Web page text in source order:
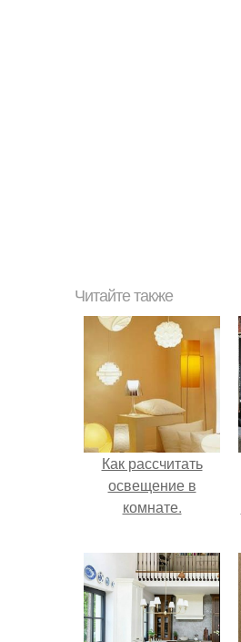
Читайте также
Как рассчитать
освещение в
комнате.